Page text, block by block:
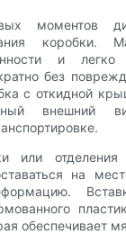
моментов
коробки.
и
без
с откидной
внешний
или
на
обеспечивает